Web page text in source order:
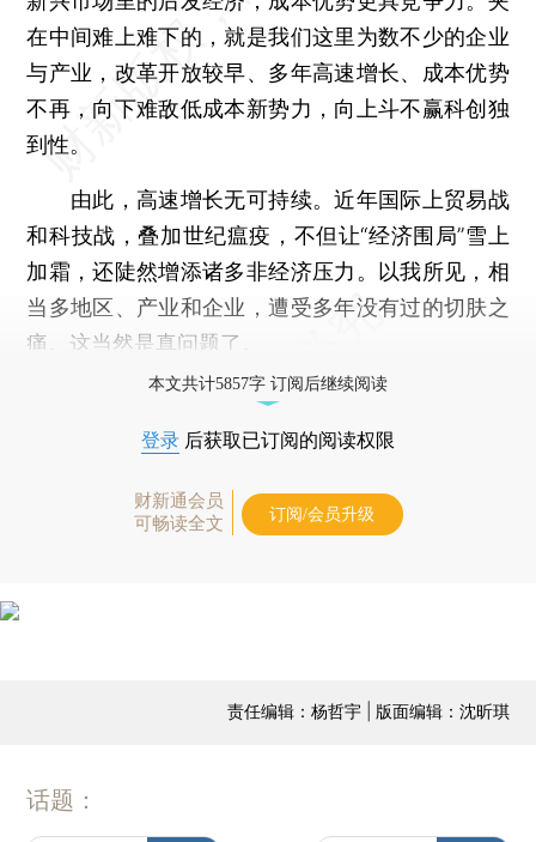
在中间难上难下的，就是我们这里为数不少的企业
与产业，改革开放较早、多年高速增长、成本优势
不再，向下难敌低成本新势力，向上斗不赢科创独
到性。
由此，高速增长无可持续。近年国际上贸易战
和科技战，叠加世纪瘟疫，不但让“经济围局”雪上
加霜，还陡然增添诸多非经济压力。以我所见，相
当多地区、产业和企业，遭受多年没有过的切肤之
痛。这当然是真问题了。
本文共计5857字 订阅后继续阅读
登录 后获取已订阅的阅读权限
财新通会员
可畅读全文
订阅/会员升级
责任编辑：杨哲宇 | 版面编辑：沈昕琪
话题：